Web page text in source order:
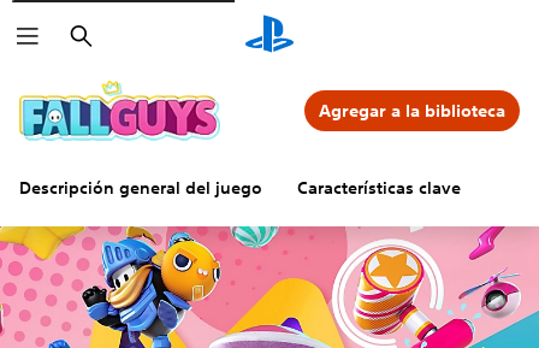
Buscar
Descripción general del juego Características clave
Agregar a la biblioteca